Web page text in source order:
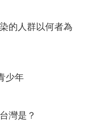
的人群以何者為
少年
灣是？